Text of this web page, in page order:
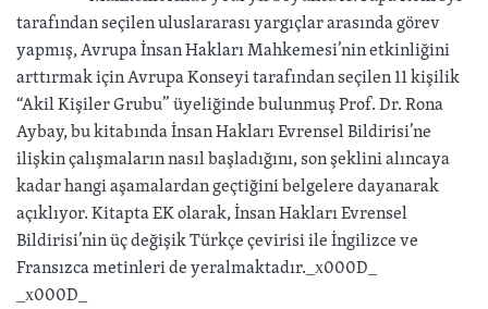
tarafından seçilen uluslararası yargıçlar arasında görev
yapmış, Avrupa İnsan Hakları Mahkemesi’nin etkinliğini
arttırmak için Avrupa Konseyi tarafından seçilen 11 kişilik
“Akil Kişiler Grubu” üyeliğinde bulunmuş Prof. Dr. Rona
Aybay, bu kitabında İnsan Hakları Evrensel Bildirisi’ne
ilişkin çalışmaların nasıl başladığını, son şeklini alıncaya
kadar hangi aşamalardan geçtiğini belgelere dayanarak
açıklıyor. Kitapta EK olarak, İnsan Hakları Evrensel
Bildirisi’nin üç değişik Türkçe çevirisi ile İngilizce ve
Fransızca metinleri de yeralmaktadır._x000D_
_x000D_